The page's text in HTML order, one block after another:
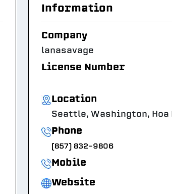
Information
Company
lanasavage
License Number
Location
Seattle, Washington, Hoa
Phone
(857) 832-9806
Mobile
Website